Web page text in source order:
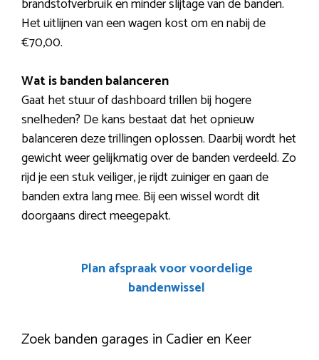
Het uitlijnen van een wagen kost om en nabij de
€70,00.
Wat is banden balanceren
Gaat het stuur of dashboard trillen bij hogere
snelheden? De kans bestaat dat het opnieuw
balanceren deze trillingen oplossen. Daarbij wordt het
gewicht weer gelijkmatig over de banden verdeeld. Zo
rijd je een stuk veiliger, je rijdt zuiniger en gaan de
banden extra lang mee. Bij een wissel wordt dit
doorgaans direct meegepakt.
Plan afspraak voor voordelige
bandenwissel
Zoek banden garages in Cadier en Keer